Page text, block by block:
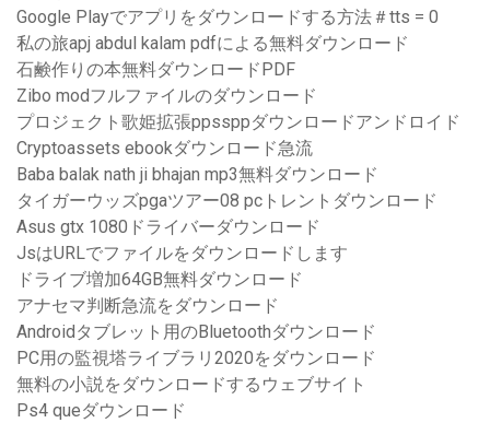
Google Playでアプリをダウンロードする方法＃tts = 0
私の旅apj abdul kalam pdfによる無料ダウンロード
石鹸作りの本無料ダウンロードPDF
Zibo modフルファイルのダウンロード
プロジェクト歌姫拡張ppssppダウンロードアンドロイド
Cryptoassets ebookダウンロード急流
Baba balak nath ji bhajan mp3無料ダウンロード
タイガーウッズpgaツアー08 pcトレントダウンロード
Asus gtx 1080ドライバーダウンロード
JsはURLでファイルをダウンロードします
ドライブ増加64GB無料ダウンロード
アナセマ判断急流をダウンロード
Androidタブレット用のBluetoothダウンロード
PC用の監視塔ライブラリ2020をダウンロード
無料の小説をダウンロードするウェブサイト
Ps4 queダウンロード